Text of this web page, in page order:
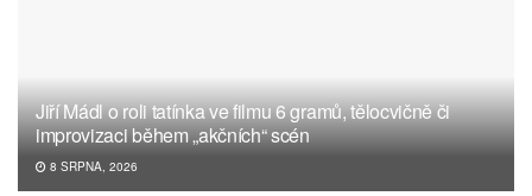
Jiří Mádl o roli tatínka ve filmu 6 gramů, tělocvičně či
improvizaci během „akčních“ scén
8 SRPNA, 2026